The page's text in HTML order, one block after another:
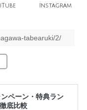
Instagram
tabearuki/2/
ペーン・特典ラン
底比較